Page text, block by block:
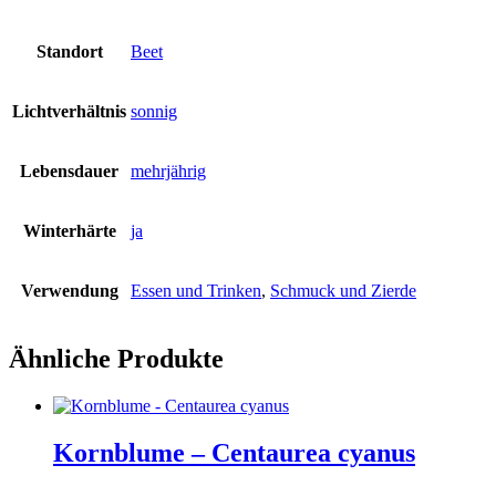
Standort Beet
Lichtverhältnis sonnig
Lebensdauer mehrjährig
Winterhärte ja
Verwendung Essen und Trinken, Schmuck und Zierde
Ähnliche Produkte
Kornblume – Centaurea cyanus